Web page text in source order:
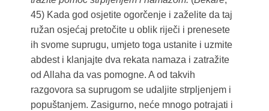
45) Kada god osjetite ogorčenje i zaželite da taj
ružan osjećaj pretočite u oblik riječi i prenesete
ih svome suprugu, umjeto toga ustanite i uzmite
abdest i klanjajte dva rekata namaza i zatražite
od Allaha da vas pomogne. A od takvih
razgovora sa suprugom se udaljite strpljenjem i
popuštanjem. Zasigurno, neće mnogo potrajati i